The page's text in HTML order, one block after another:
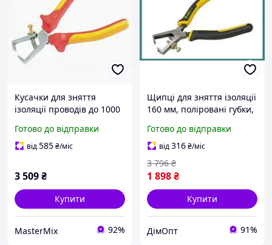
Кусачки для зняття
ізоляції проводів до 1000
мм, з ізольованими
ручками для безпеки
Готово до відправки
від585₴/міс
3 509₴
Купити
MasterMix 92%
Щипці для зняття ізоляції
160 мм, поліровані губки,
Готово до відправки
від316₴/міс
1 898₴
3 796 ₴
Купити
ДімОпт 91%